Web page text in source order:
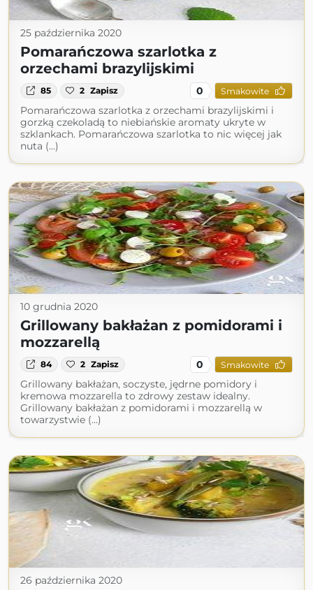
25 października 2020
Pomarańczowa szarlotka z
orzechami brazylijskimi
85 2 Zapisz 0 Smakowite
Pomarańczowa szarlotka z orzechami brazylijskimi i
gorzką czekoladą to niebiańskie aromaty ukryte w
szklankach. Pomarańczowa szarlotka to nic więcej jak
nuta (...)
10 grudnia 2020
Grillowany bakłażan z pomidorami i
mozzarellą
84 2 Zapisz 0 Smakowite
Grillowany bakłażan, soczyste, jędrne pomidory i
kremowa mozzarella to zdrowy zestaw idealny.
Grillowany bakłażan z pomidorami i mozzarellą w
towarzystwie (...)
26 października 2020